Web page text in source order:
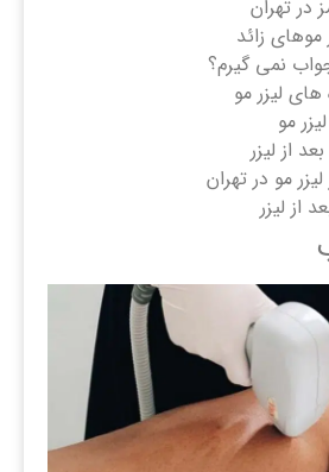
در تهران
موهای زائد
نمی گیرم؟
لیزر مو
مو
از لیزر
مو در تهران
از لیزر